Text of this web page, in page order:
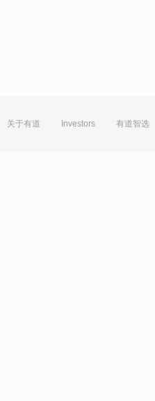
关于有道 Investors 有道智选